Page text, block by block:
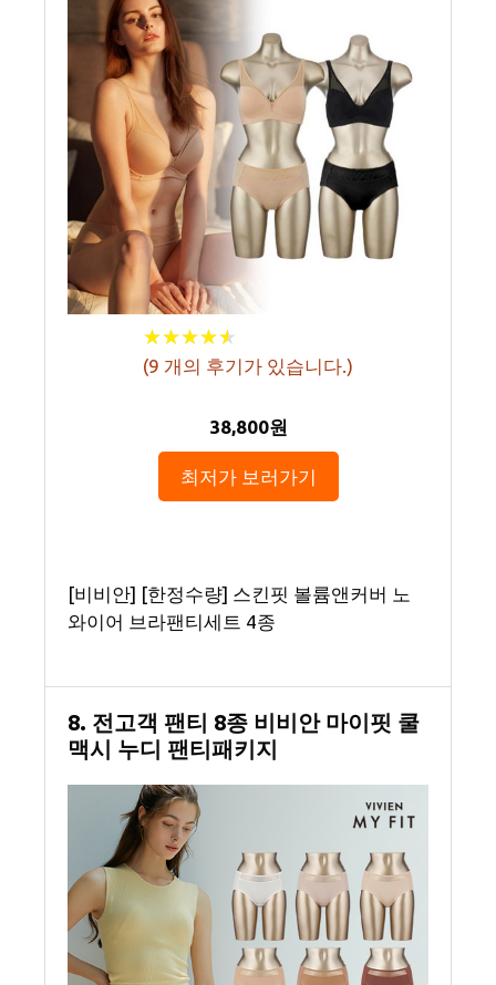
★★★★★
★★★★★
(9 개의 후기가 있습니다.)
38,800원
최저가 보러가기
[비비안] [한정수량] 스킨핏 볼륨앤커버 노
와이어 브라팬티세트 4종
8. 전고객 팬티 8종 비비안 마이핏 쿨
맥시 누디 팬티패키지